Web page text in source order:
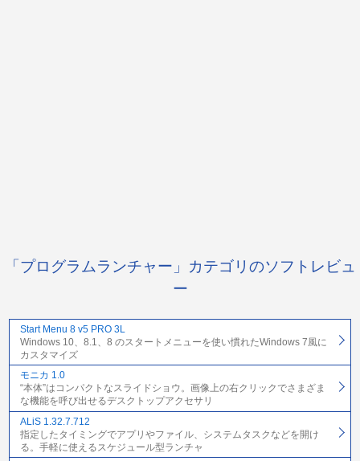
「プログラムランチャー」カテゴリのソフトレビュ
ー
Start Menu 8 v5 PRO 3L
Windows 10、8.1、8 のスタートメニューを使い慣れたWindows 7風に
カスタマイズ
モニカ 1.0
“本体”はコンパクトなスライドショウ。画像上の右クリックでさまざま
な機能を呼び出せるデスクトップアクセサリ
ALiS 1.32.7.712
指定したタイミングでアプリやファイル、システムタスクなどを開け
る。手軽に使えるスケジュール型ランチャ